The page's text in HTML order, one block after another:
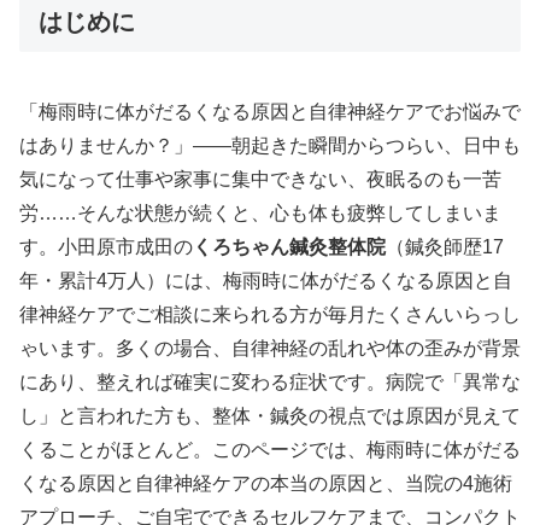
はじめに
「梅雨時に体がだるくなる原因と自律神経ケアでお悩みで
はありませんか？」——朝起きた瞬間からつらい、日中も
気になって仕事や家事に集中できない、夜眠るのも一苦
労……そんな状態が続くと、心も体も疲弊してしまいま
す。小田原市成田の くろちゃん鍼灸整体院（鍼灸師歴17
年・累計4万人）には、梅雨時に体がだるくなる原因と自
律神経ケアでご相談に来られる方が毎月たくさんいらっし
ゃいます。多くの場合、自律神経の乱れや体の歪みが背景
にあり、整えれば確実に変わる症状です。病院で「異常な
し」と言われた方も、整体・鍼灸の視点では原因が見えて
くることがほとんど。このページでは、梅雨時に体がだる
くなる原因と自律神経ケアの本当の原因と、当院の4施術
アプローチ、ご自宅でできるセルフケアまで、コンパクト